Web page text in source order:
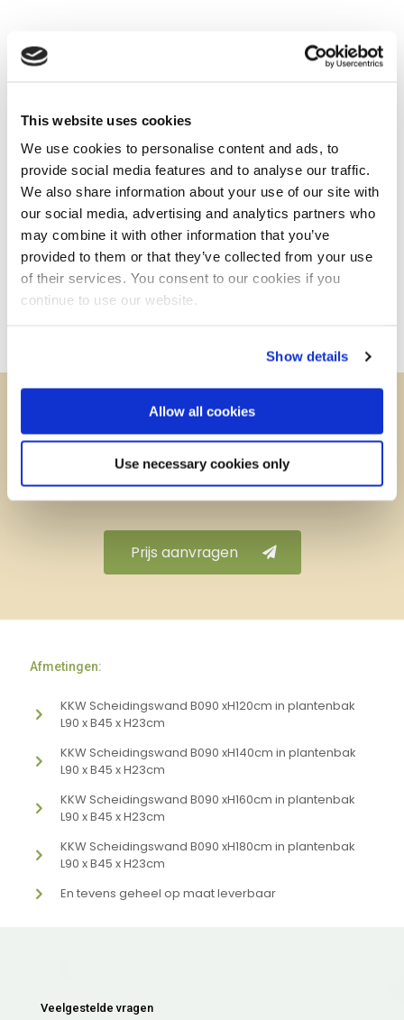
This website uses cookies
We use cookies to personalise content and ads, to
provide social media features and to analyse our traffic.
We also share information about your use of our site with
our social media, advertising and analytics partners who
may combine it with other information that you’ve
provided to them or that they’ve collected from your use
of their services. You consent to our cookies if you
continue to use our website.
Show details
Allow all cookies
Use necessary cookies only
Geheelvrijblijvendeen
gespecificeerdeaanbieding met
prijzenenafmetingen.
Prijs aanvragen
Afmetingen:
KKW Scheidingswand B090 xH120cm in plantenbak
L90 x B45 x H23cm
KKW Scheidingswand B090 xH140cm in plantenbak
L90 x B45 x H23cm
KKW Scheidingswand B090 xH160cm in plantenbak
L90 x B45 x H23cm
KKW Scheidingswand B090 xH180cm in plantenbak
L90 x B45 x H23cm
En tevens geheel op maat leverbaar
Veelgestelde vragen